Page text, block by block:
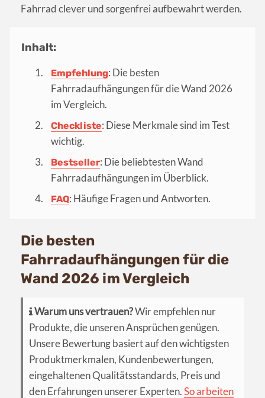
Fahrrad clever und sorgenfrei aufbewahrt werden.
Inhalt:
Empfehlung: Die besten
Fahrradaufhängungen für die Wand 2026
im Vergleich.
Checkliste: Diese Merkmale sind im Test
wichtig.
Bestseller: Die beliebtesten Wand
Fahrradaufhängungen im Überblick.
FAQ: Häufige Fragen und Antworten.
Die besten
Fahrradaufhängungen für die
Wand 2026 im Vergleich
Warum uns vertrauen?Wir empfehlen nur
Produkte, die unseren Ansprüchen genügen.
Unsere Bewertung basiert auf den wichtigsten
Produktmerkmalen, Kundenbewertungen,
eingehaltenen Qualitätsstandards, Preis und
den Erfahrungen unserer Experten.So arbeiten